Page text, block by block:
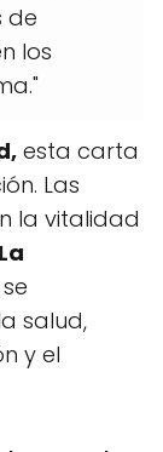
de
los
esta carta
Las
la vitalidad
La
se
salud,
y el